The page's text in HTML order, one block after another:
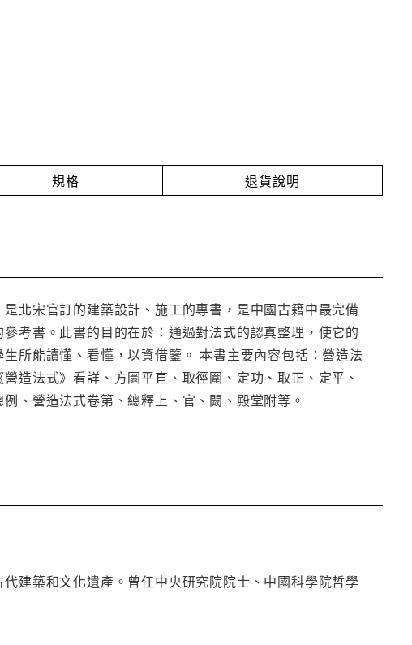
規格 退貨說明
北宋官訂的建築設計、施工的專書，是中國古籍中最完備
考書。此書的目的在於：通過對法式的認真整理，使它的
所能讀懂、看懂，以資借鑒。 本書主要內容包括：營造法
造法式》看詳、方圜平直、取徑圍、定功、取正、定平、
、營造法式卷第、總釋上、官、闕、殿堂附等。
建築和文化遺產。曾任中央研究院院士、中國科學院哲學